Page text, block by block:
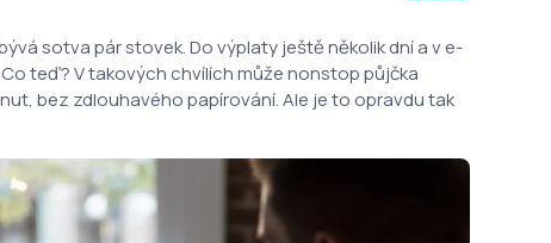
sotva pár stovek. Do výplaty ještě několik dní a v e-
teď? V takových chvílích může nonstop půjčka
bez zdlouhavého papírování. Ale je to opravdu tak